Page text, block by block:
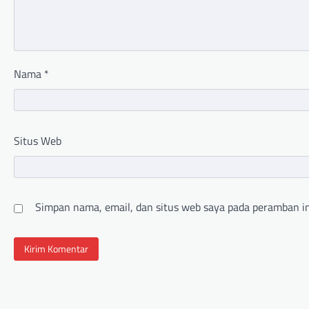
Nama *
Situs Web
Simpan nama, email, dan situs web saya pada